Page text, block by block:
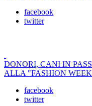
facebook
twitter
DONORI, CANI IN
ALLA "FASHION
facebook
twitter